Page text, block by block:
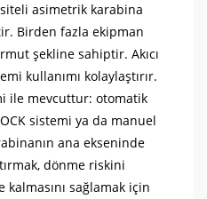
asimetrik karabina
Birden fazla ekipman
şekline sahiptir. Akıcı
kullanımı kolaylaştırır.
ile mevcuttur: otomatik
sistemi ya da manuel
ana ekseninde
dönme riskini
sağlamak için